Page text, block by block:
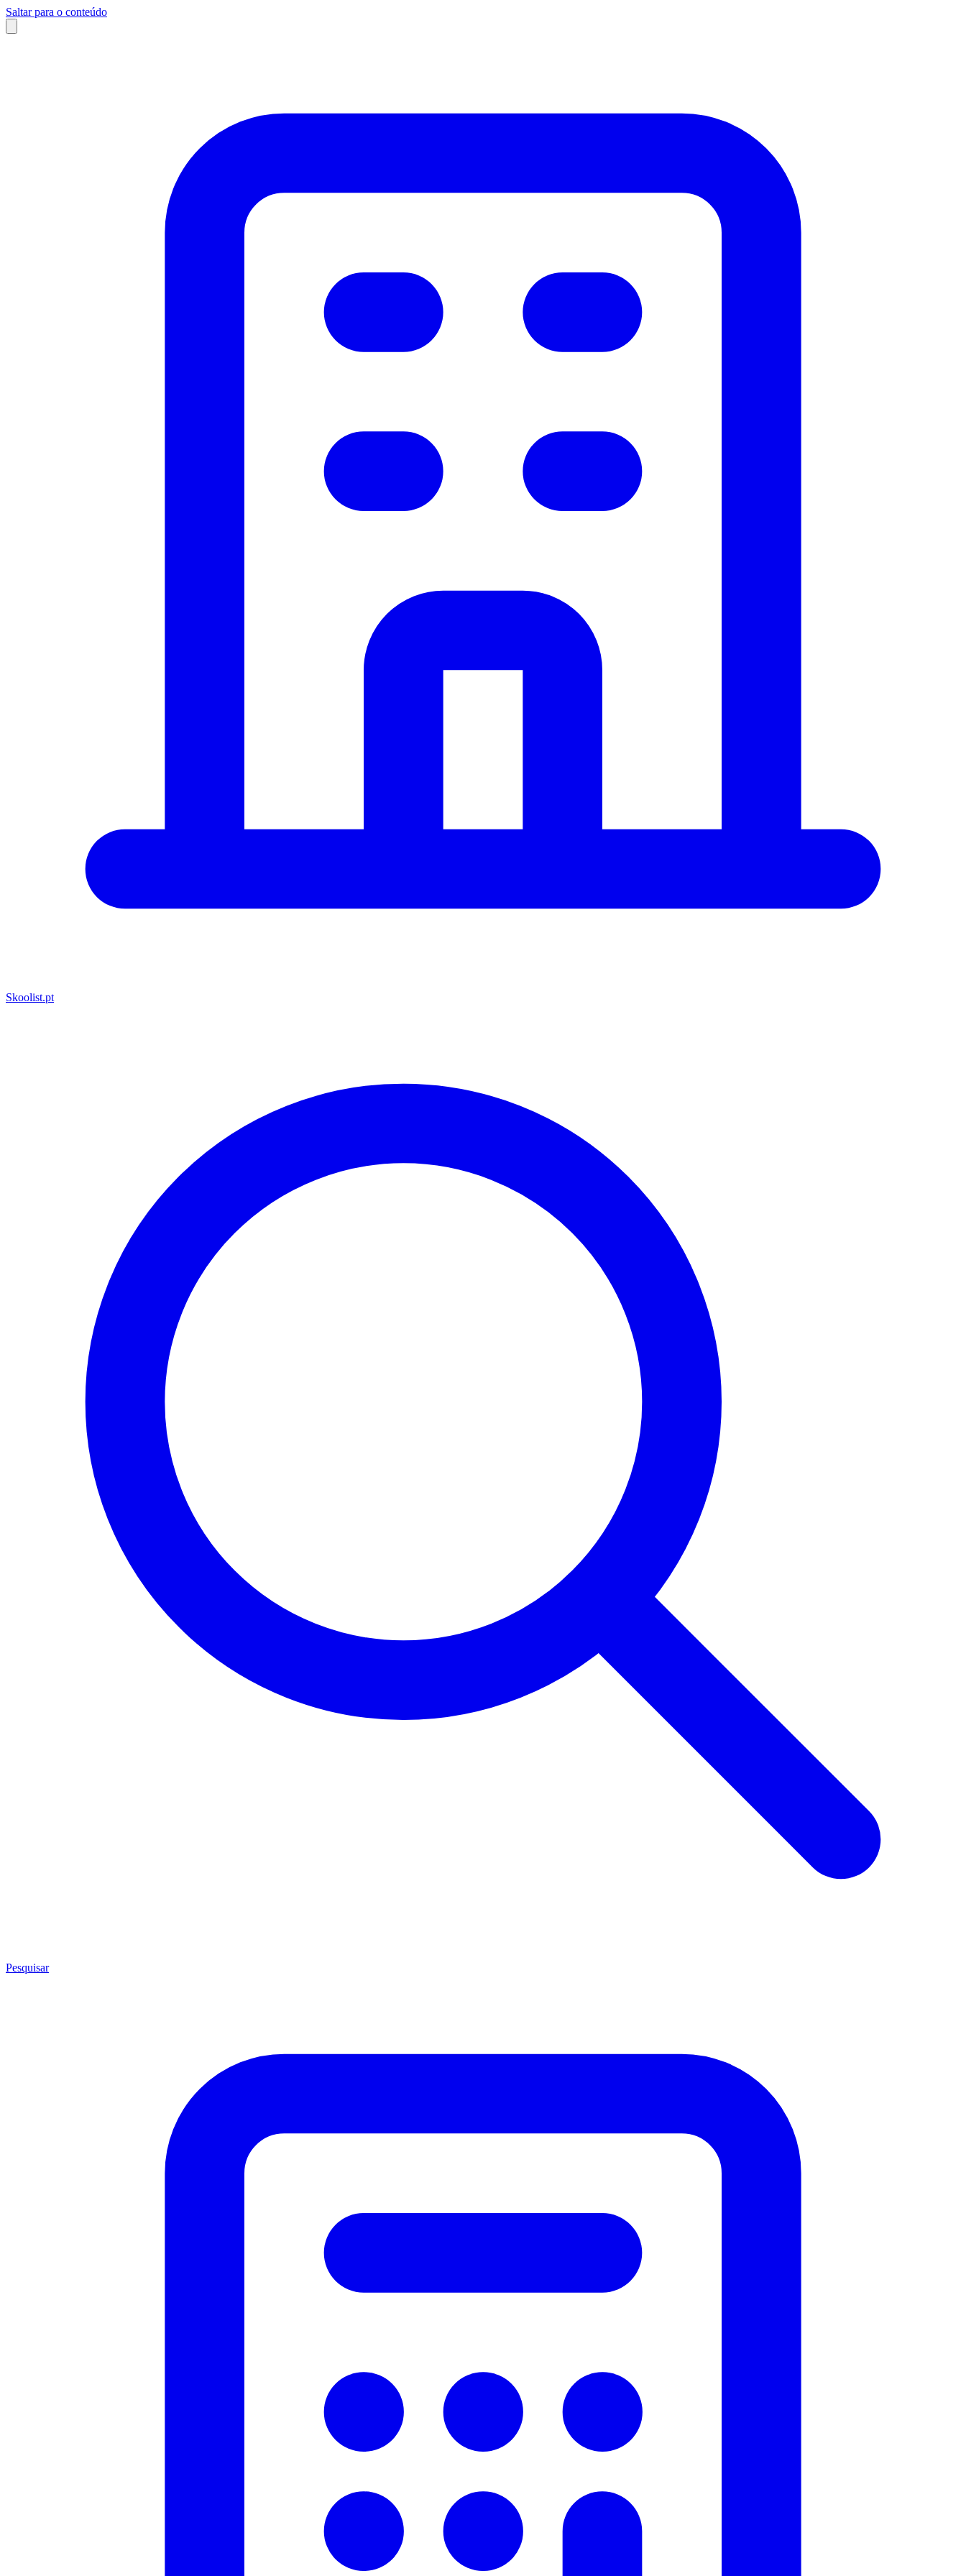
Saltar para o conteúdo
Skoolist.pt
Pesquisar